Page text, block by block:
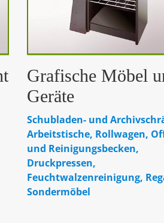
Grafische Möbel
Geräte
Schubladen- und
Arbeitstische, Rollwagen,
und Reinigungsbecken,
Druckpressen,
Feuchtwalzenreinigung,
Sondermöbel